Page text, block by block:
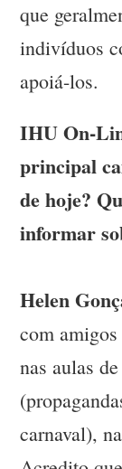
que
indivíduos
apoiá-los.
IHU On-
principal
de hoje?
informar
Helen
com
nas aulas
carnaval),